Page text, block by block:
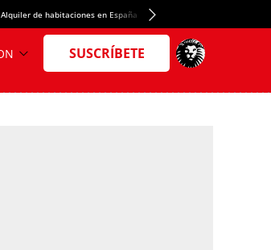
Alquiler de habitaciones en España Crédito del Spotify Camp Nou